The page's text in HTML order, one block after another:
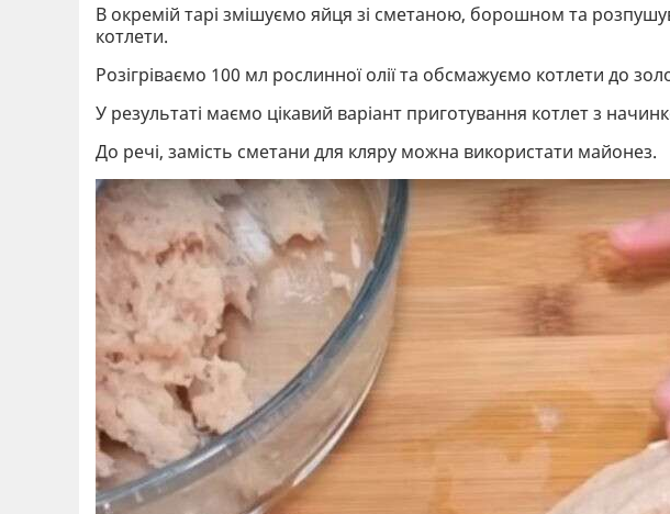
В окремій тарі змішуємо яйця зі сметаною, борошном та
котлети.
Розігріваємо 100 мл рослинної олії та обсмажуємо котлети до
У результаті маємо цікавий варіант приготування котлет з
До речі, замість сметани для кляру можна використати майонез.